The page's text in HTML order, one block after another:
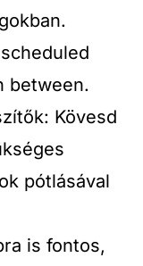
between.
Kövesd
pótlásával
is fontos,